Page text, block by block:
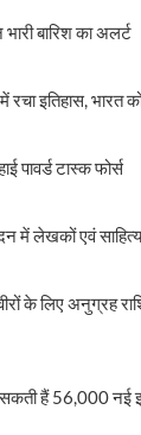
बारिश का अलर्ट
रचा इतिहास, भारत
पावर्ड टास्क फोर्स
लेखकों एवं
के लिए अनुग्रह
हैं 56,000 नई